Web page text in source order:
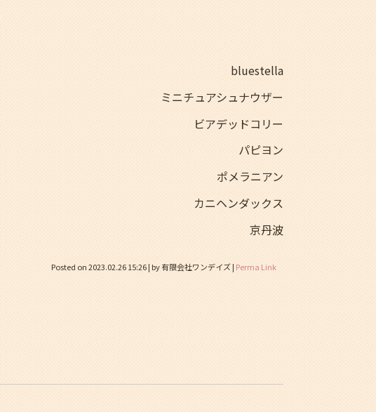
bluestella
ミニチュアシュナウザー
ビアデッドコリー
パピヨン
ポメラニアン
カニヘンダックス
京丹波
Posted on2023.02.26 15:26| by有限会社ワンデイズ| Perma Link